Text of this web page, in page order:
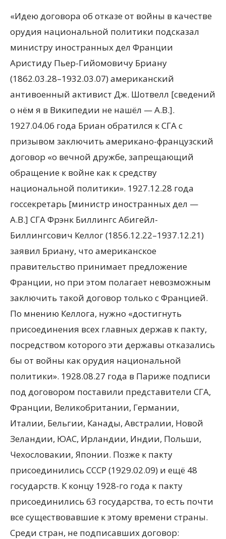
«Идею договора об отказе от войны в качестве
орудия национальной политики подсказал
министру иностранных дел Франции
Аристиду Пьер-Гийомовичу Бриану
(1862.03.28–1932.03.07) американский
антивоенный активист Дж. Шотвелл [сведений
о нём я в Википедии не нашёл — А.В.].
1927.04.06 года Бриан обратился к СГА с
призывом заключить американо-французский
договор «о вечной дружбе, запрещающий
обращение к войне как к средству
национальной политики». 1927.12.28 года
госсекретарь [министр иностранных дел —
А.В.] СГА Фрэнк Биллингс Абигейл-
Биллингсович Келлог (1856.12.22–1937.12.21)
заявил Бриану, что американское
правительство принимает предложение
Франции, но при этом полагает невозможным
заключить такой договор только с Францией.
По мнению Келлога, нужно «достигнуть
присоединения всех главных держав к пакту,
посредством которого эти державы отказались
бы от войны как орудия национальной
политики». 1928.08.27 года в Париже подписи
под договором поставили представители СГА,
Франции, Великобритании, Германии,
Италии, Бельгии, Канады, Австралии, Новой
Зеландии, ЮАС, Ирландии, Индии, Польши,
Чехословакии, Японии. Позже к пакту
присоединились СССР (1929.02.09) и ещё 48
государств. К концу 1928-го года к пакту
присоединились 63 государства, то есть почти
все существовавшие к этому времени страны.
Среди стран, не подписавших договор: